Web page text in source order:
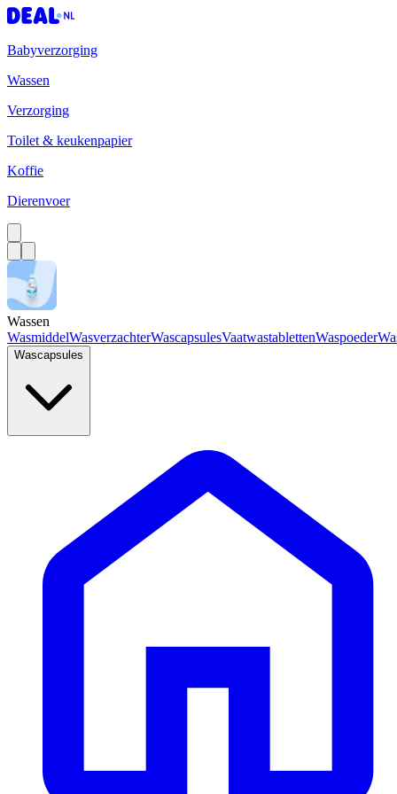
Babyverzorging
Wassen
Verzorging
Toilet & keukenpapier
Koffie
Dierenvoer
Wassen
WasmiddelWasverzachterWascapsulesVaatwastablettenWaspoeder
Wascapsules